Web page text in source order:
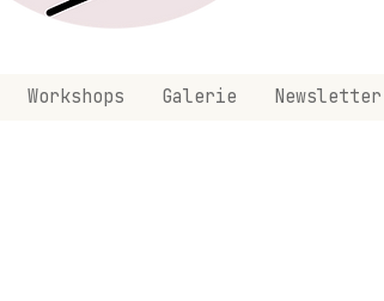
Workshops Galerie Newsletter